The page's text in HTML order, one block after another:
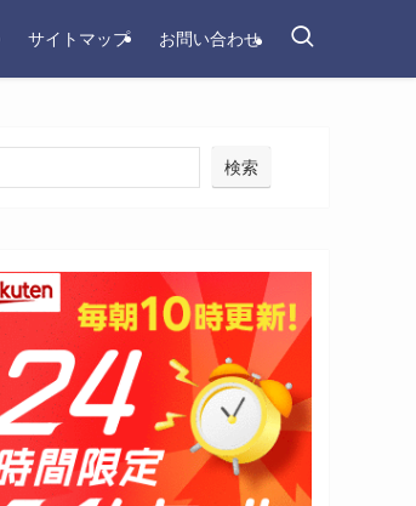
サイトマップ お問い合わせ
検索